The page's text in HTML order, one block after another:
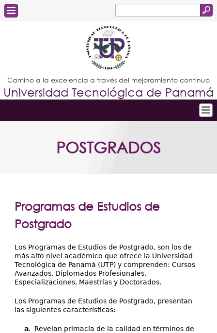
de
búsqueda
Estudiantes
Docentes
Administrativos
Graduados
Camino a la excelencia a través del mejoramiento continuo
Universidad Tecnológica de Panamá
Conoce la UTP
Postgrados
Centros Regionales
Servicios
Transparencia
POSTGRADOS
Programas de Estudios de
Postgrado
Los Programas de Estudios de Postgrado, son los de
más alto nivel académico que ofrece la Universidad
Tecnológica de Panamá (UTP) y comprenden: Cursos
Avanzados, Diplomados Profesionales,
Especializaciones, Maestrías y Doctorados.
Los Programas de Estudios de Postgrado, presentan
las siguientes características:
a. Revelan primacía de la calidad en términos de